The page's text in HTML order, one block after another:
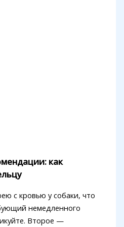
как
с кровью у собаки, что
немедленного
Второе —